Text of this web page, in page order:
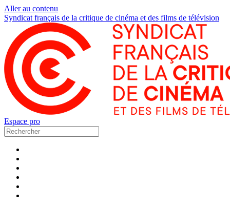
Aller au contenu
Syndicat français de la critique de cinéma et des films de télévision
Espace pro